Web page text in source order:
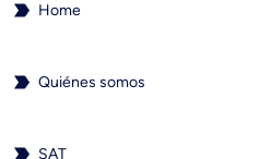
Home
Quiénes somos
SAT